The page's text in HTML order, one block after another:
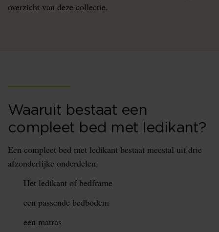
overzicht van deze collectie.
Waaruit bestaat een
compleet bed met ledikant?
Een compleet bed met ledikant bestaat meestal uit drie
afzonderlijke onderdelen:
Het ledikant of bedframe
een passende bedbodem
een matras